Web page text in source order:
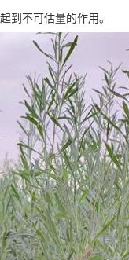
到不可估量的作用。